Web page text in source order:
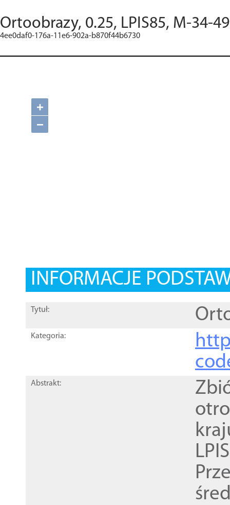
Ortoobrazy, 0.25, LPIS85, M-34-
4ee0daf0-176a-11e6-902a-b870f44b6730
+
−
INFORMACJE
Tytuł:
Kategoria:
Abstrakt: